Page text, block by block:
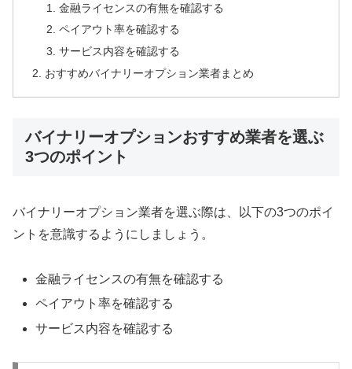
金融ライセンスの有無を確認する
ペイアウト率を確認する
サービス内容を確認する
おすすめバイナリーオプション業者まとめ
バイナリーオプションおすすめ業者を選ぶ
3つのポイント
バイナリーオプション業者を選ぶ際は、以下の3つのポイ
ントを意識するようにしましょう。
金融ライセンスの有無を確認する
ペイアウト率を確認する
サービス内容を確認する